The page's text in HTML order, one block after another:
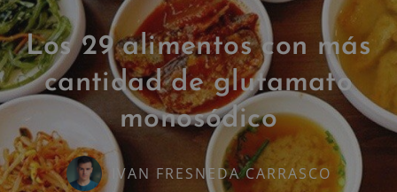
Los 29 alimentos con más
cantidad de glutamato
monosódico
IVAN FRESNEDA CARRASCO